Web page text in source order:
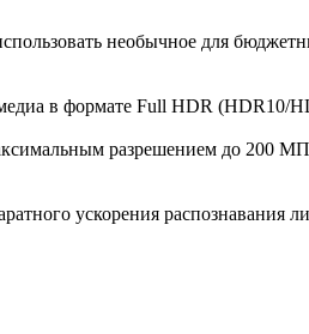
необычное для
в формате Full HDR
разрешением до 200
ускорения распознавания